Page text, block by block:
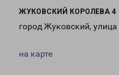
ЖУКОВСКИЙ КОРОЛЕВА 4
город Жуковский,
на карте